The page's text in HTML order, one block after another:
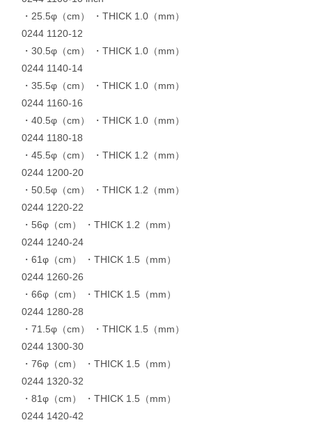
・25.5φ（cm） ・THICK 1.0（mm）
0244 1120-12
・30.5φ（cm） ・THICK 1.0（mm）
0244 1140-14
・35.5φ（cm） ・THICK 1.0（mm）
0244 1160-16
・40.5φ（cm） ・THICK 1.0（mm）
0244 1180-18
・45.5φ（cm） ・THICK 1.2（mm）
0244 1200-20
・50.5φ（cm） ・THICK 1.2（mm）
0244 1220-22
・56φ（cm） ・THICK 1.2（mm）
0244 1240-24
・61φ（cm） ・THICK 1.5（mm）
0244 1260-26
・66φ（cm） ・THICK 1.5（mm）
0244 1280-28
・71.5φ（cm） ・THICK 1.5（mm）
0244 1300-30
・76φ（cm） ・THICK 1.5（mm）
0244 1320-32
・81φ（cm） ・THICK 1.5（mm）
0244 1420-42